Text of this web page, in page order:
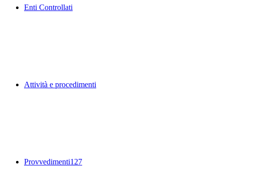
Enti Controllati
Attività e procedimenti
Provvedimenti127